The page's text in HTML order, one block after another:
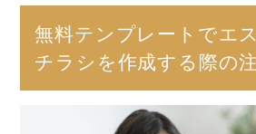
無料テンプレートでエ
チラシを作成する際の